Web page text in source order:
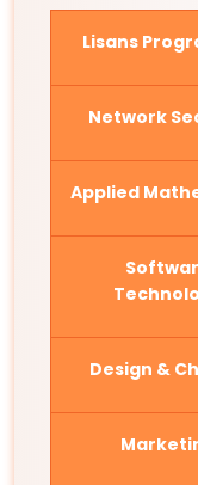
Lisans
Network
Applied
Design &